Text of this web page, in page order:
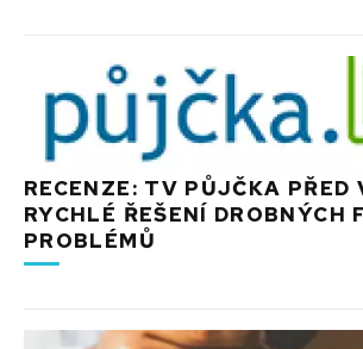
RECENZE: TV PŮJČKA PŘED
RYCHLÉ ŘEŠENÍ DROBNÝCH
PROBLÉMŮ